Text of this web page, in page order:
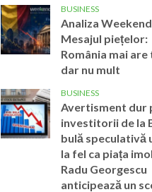
BUSINESS
Analiza
Mesajul piețelor:
România mai are
dar nu mult
BUSINESS
Avertisment dur
investitorii de la
bulă speculativă
la fel ca piața
Radu Georgescu
anticipează un